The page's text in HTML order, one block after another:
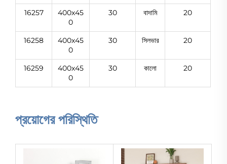
16257
400x45
0
30 বাদামি 20
16258
400x45
0
30 সিলভার 20
16259
400x45
0
30 কালো 20
প্রয়োগের পরিস্থিতি